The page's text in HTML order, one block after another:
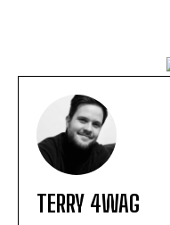
TERRY 4WAG